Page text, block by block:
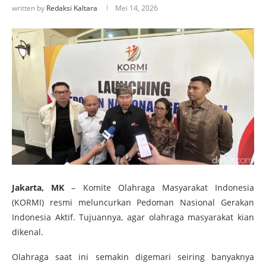
written by Redaksi Kaltara Mei 14, 2026
Jakarta, MK – Komite Olahraga Masyarakat Indonesia
(KORMI) resmi meluncurkan Pedoman Nasional Gerakan
Indonesia Aktif. Tujuannya, agar olahraga masyarakat kian
dikenal.
Olahraga saat ini semakin digemari seiring banyaknya